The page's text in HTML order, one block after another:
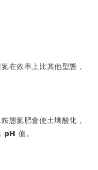
在效率上比其他型態，
態氮肥會使土壤酸化，
pH 值。